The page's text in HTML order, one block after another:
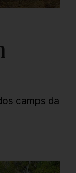
camps da